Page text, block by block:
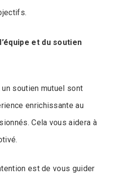
et du soutien
soutien mutuel sont
enrichissante au
Cela vous aidera à
est de vous guider